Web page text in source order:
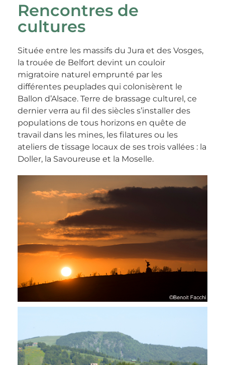
Rencontres de
cultures
Située entre les massifs du Jura et des Vosges,
la trouée de Belfort devint un couloir
migratoire naturel emprunté par les
différentes peuplades qui colonisèrent le
Ballon d’Alsace. Terre de brassage culturel, ce
dernier verra au fil des siècles s’installer des
populations de tous horizons en quête de
travail dans les mines, les filatures ou les
ateliers de tissage locaux de ses trois vallées : la
Doller, la Savoureuse et la Moselle.